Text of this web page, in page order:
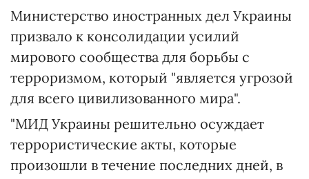
Министерство иностранных дел Украины
призвало к консолидации усилий
мирового сообщества для борьбы с
терроризмом, который "является угрозой
для всего цивилизованного мира".
"МИД Украины решительно осуждает
террористические акты, которые
произошли в течение последних дней, в